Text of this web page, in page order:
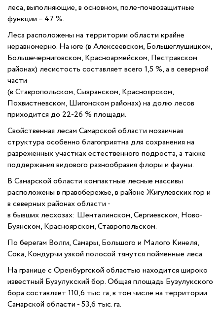
леса, выполняющие, в основном, поле-почвозащитные
функции – 47 %.
Леса расположены на территории области крайне
неравномерно. На юге (в Алексеевском, Большеглушицком,
Большечерниговском, Красноармейском, Пестравском
районах) лесистость составляет всего 1,5 %, а в северной
части
(в Ставропольском, Сызранском, Красноярском,
Похвистневском, Шигонском районах) на долю лесов
приходится до 22-26 % площади.
Свойственная лесам Самарской области мозаичная
структура особенно благоприятна для сохранения на
разреженных участках естественного подроста, а также
поддержания видового разнообразия флоры и фауны.
В Самарской области компактные лесные массивы
расположены в правобережье, в районе Жигулевских гор и
в северных районах области -
в бывших лесхозах: Шенталинском, Сергиевском, Ново-
Буянском, Красноярском, Ставропольском.
По берегам Волги, Самары, Большого и Малого Кинеля,
Сока, Кондурчи узкой полосой тянутся пойменные леса.
На границе с Оренбургской областью находится широко
известный Бузулукский бор. Общая площадь Бузулукского
бора составляет 110,6 тыс. га, в том числе на территории
Самарской области - 53,6 тыс. га.